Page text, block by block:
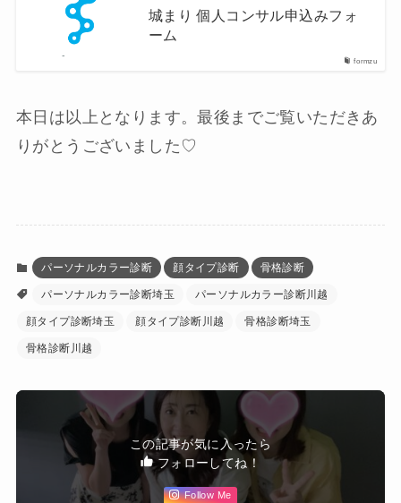
formzu
城まり 個人コンサル申込みフォ
ーム
本日は以上となります。最後までご覧いただきあ
りがとうございました♡
パーソナルカラー診断 顔タイプ診断 骨格診断
パーソナルカラー診断埼玉 パーソナルカラー診断川越
顔タイプ診断埼玉 顔タイプ診断川越 骨格診断埼玉
骨格診断川越
この記事が気に入ったら
フォローしてね！
Follow Me